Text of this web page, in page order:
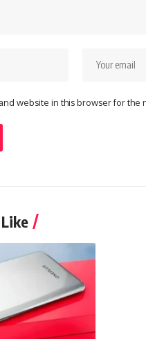
website in this browser for the